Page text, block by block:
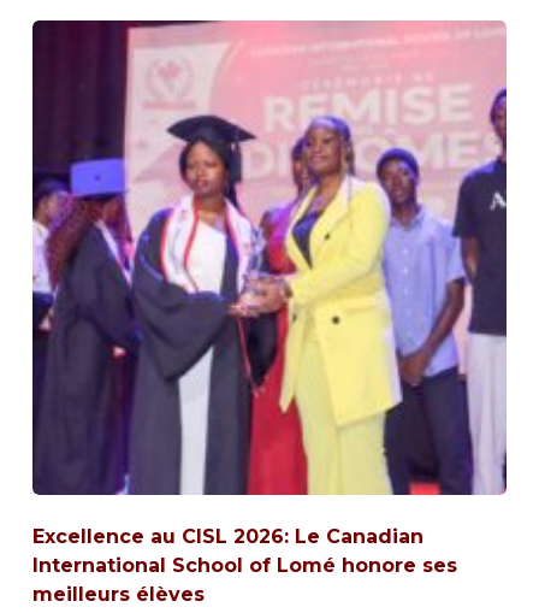
Excellence au CISL 2026: Le Canadian
International School of Lomé honore ses
meilleurs élèves